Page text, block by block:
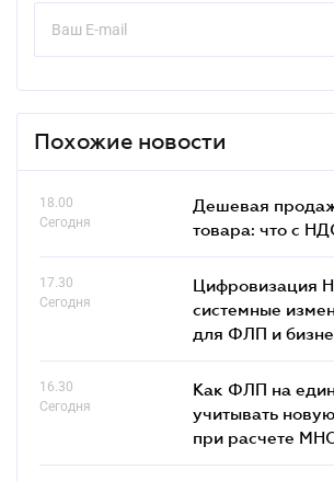
Похожие новости
18.00
Сегодня
Дешевая
товара: что c
17.30
Сегодня
Цифровизация
системные
для ФЛП и
16.30
Сегодня
Как ФЛП на
учитывать
при расчете